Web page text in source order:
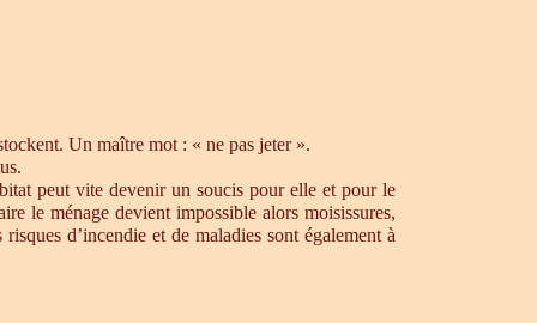
Un maître mot : « ne pas jeter ».
peut vite devenir un soucis pour elle et pour le
le ménage devient impossible alors moisissures,
d’incendie et de maladies sont également à